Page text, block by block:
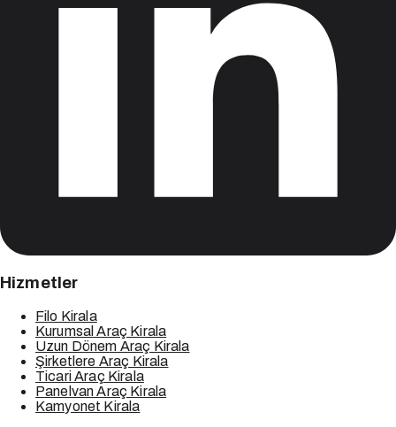
Hizmetler
Filo Kirala
Kurumsal Araç Kirala
Uzun Dönem Araç Kirala
Şirketlere Araç Kirala
Ticari Araç Kirala
Panelvan Araç Kirala
Kamyonet Kirala